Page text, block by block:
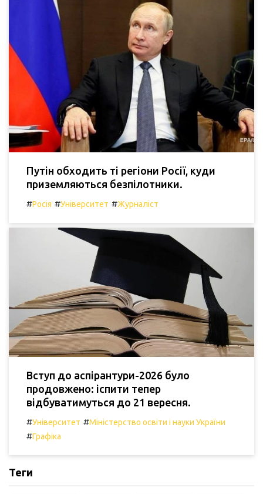
Путін обходить ті регіони Росії, куди
приземляються безпілотники.
#Росія #Університет #Журналіст
Вступ до аспірантури-2026 було
продовжено: іспити тепер
відбуватимуться до 21 вересня.
#Університет #Міністерство освіти і науки України
#Графіка
Теги